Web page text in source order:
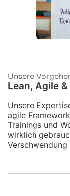
Unsere
Lean, Agile
Unsere
agile
Trainings und
wirklich
Verschwendung